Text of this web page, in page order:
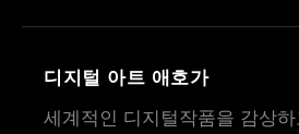
디지털 아트 애호가
세계적인 디지털작품을 감상